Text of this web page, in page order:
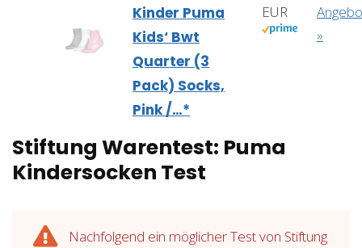
Kinder Puma
Kids‘ Bwt
Quarter (3
Pack) Socks,
Pink /…*
EUR
»
Stiftung Warentest: Puma
Kindersocken Test
Nachfolgend ein möglicher Test von Stiftung